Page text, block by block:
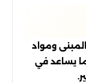
ومواد
يساعد في